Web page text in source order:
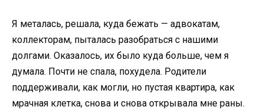
Я металась, решала, куда бежать — адвокатам,
коллекторам, пыталась разобраться с нашими
долгами. Оказалось, их было куда больше, чем я
думала. Почти не спала, похудела. Родители
поддерживали, как могли, но пустая квартира, как
мрачная клетка, снова и снова открывала мне раны.